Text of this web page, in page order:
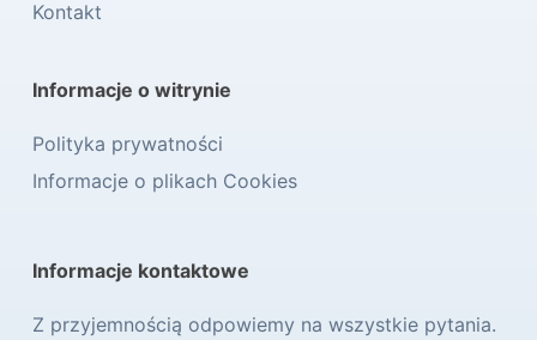
Kontakt
Informacje o witrynie
Polityka prywatności
Informacje o plikach Cookies
Informacje kontaktowe
Z przyjemnością odpowiemy na wszystkie pytania.